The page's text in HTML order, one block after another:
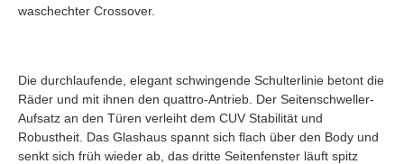
waschechter Crossover.
Die durchlaufende, elegant schwingende Schulterlinie betont die
Räder und mit ihnen den quattro-Antrieb. Der Seitenschweller-
Aufsatz an den Türen verleiht dem CUV Stabilität und
Robustheit. Das Glashaus spannt sich flach über den Body und
senkt sich früh wieder ab, das dritte Seitenfenster läuft spitz